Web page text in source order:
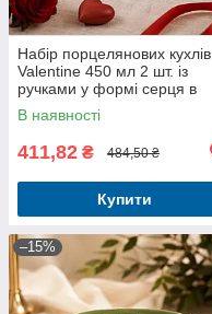
Набір порцелянових кухлів
Valentine 450 мл 2 шт. із
ручками у формі серця в
подарунковому пакованні
В наявності
411,82 ₴ 484,50 ₴
Купити
–15%